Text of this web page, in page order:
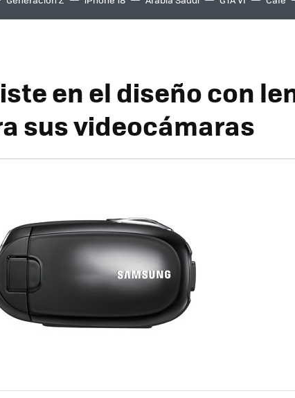
en el diseño con
sus videocámaras